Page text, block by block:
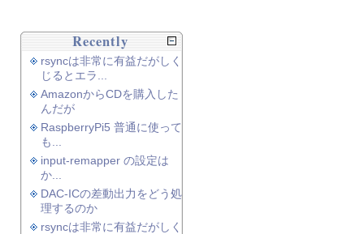
Recently
rsyncは非常に有益だがしく
じるとエラ...
AmazonからCDを購入した
んだが
RaspberryPi5 普通に使って
も...
input-remapper の設定は
か...
DAC-ICの差動出力をどう処
理するのか
rsyncは非常に有益だがしく